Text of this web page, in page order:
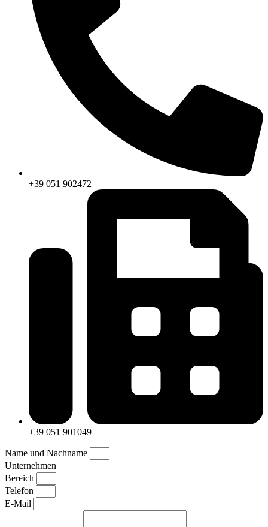
+39 051 902472
+39 051 901049
Name und Nachname
Unternehmen
Bereich
Telefon
E-Mail